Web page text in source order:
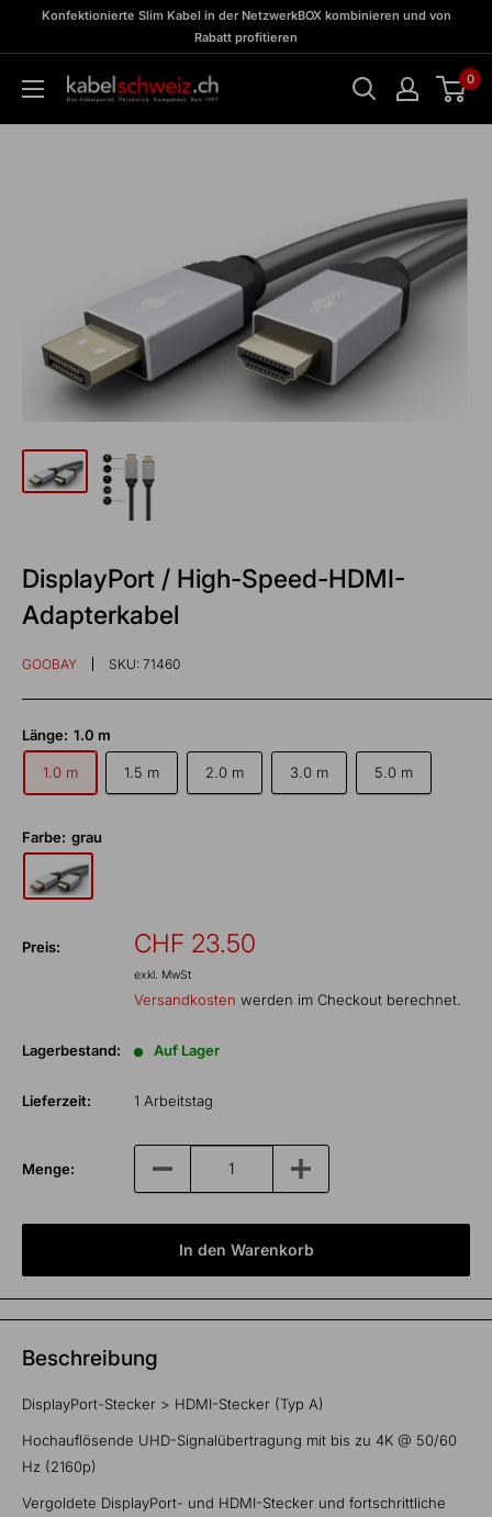
zu
BOX
Konfektionierte Slim Kabel in der NetzwerkBOX kombinieren und von
Rabatt profitieren
kabelschweiz 0
DisplayPort / High-Speed-HDMI-
Adapterkabel
GOOBAY SKU: 71460
Länge: 1.0 m
1.0 m 1.5 m 2.0 m 3.0 m 5.0 m
Farbe: grau
Preis: Sonderpreis
CHF 23.50
exkl. MwSt
Versandkosten werden im Checkout berechnet.
Lagerbestand: Auf Lager
Lieferzeit: 1 Arbeitstag
Menge:
In den Warenkorb
Beschreibung
DisplayPort-Stecker > HDMI-Stecker (Typ A)
Hochauflösende UHD-Signalübertragung mit bis zu 4K @ 50/60
Hz (2160p)
Vergoldete DisplayPort- und HDMI-Stecker und fortschrittliche